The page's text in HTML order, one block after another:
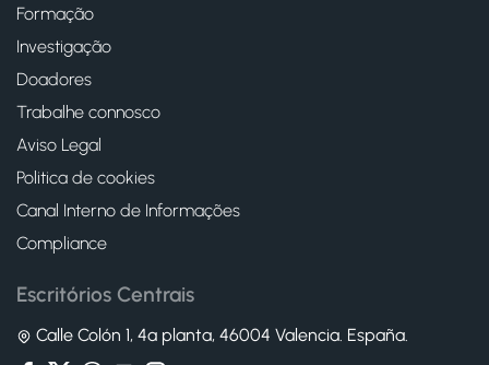
Formação
Investigação
Doadores
Trabalhe connosco
Aviso Legal
Politica de cookies
Canal Interno de Informações
Compliance
Escritórios Centrais
Calle Colón 1, 4ª planta, 46004 Valencia. España.